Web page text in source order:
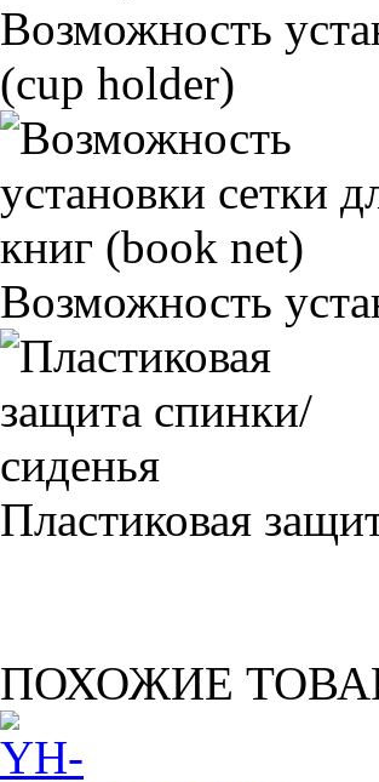
Возможность
(cup holder)
Возможность
Пластиковая
ПОХОЖИЕ